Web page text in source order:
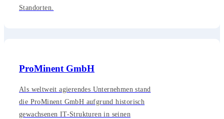
Standorten.
ProMinent GmbH
Als weltweit agierendes Unternehmen stand
die ProMinent GmbH aufgrund historisch
gewachsenen IT-Strukturen in seinen